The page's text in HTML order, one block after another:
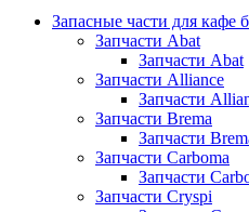
Запасные части для кафе
Запчасти Abat
Запчасти Abat
Запчасти Alliance
Запчасти
Запчасти Brema
Запчасти
Запчасти Carboma
Запчасти
Запчасти Cryspi